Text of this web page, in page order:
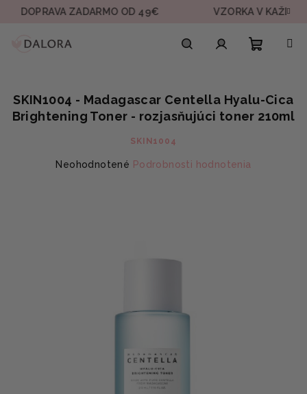
Prejsť
ZADARMO OD 49€ VZORKA V KAŽDEJ
košík
SKIN1004 - Madagascar Centella Hyalu-Cica
Brightening Toner - rozjasňujúci toner 210ml
SKIN1004
Priemerné
Neohodnotené Podrobnosti hodnotenia